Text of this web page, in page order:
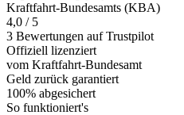
Kraftfahrt-Bundesamts (KBA)
4,0 / 5
3 Bewertungen auf Trustpilot
Offiziell lizenziert
vom Kraftfahrt-Bundesamt
Geld zurück garantiert
100% abgesichert
So funktioniert's